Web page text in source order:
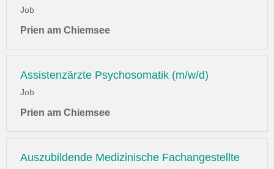
Job
Prien am Chiemsee
Assistenzärzte Psychosomatik (m/w/d)
Job
Prien am Chiemsee
Auszubildende Medizinische Fachangestellte